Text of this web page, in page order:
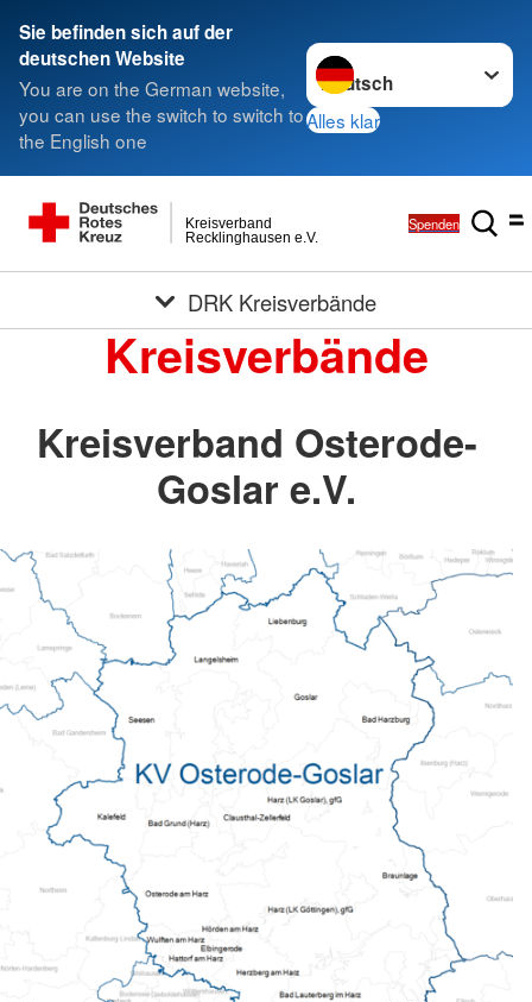
Sie befinden sich auf der
deutschen Website
You are on the German website,
you can use the switch to switch to
the English one
Sprache wechseln zu
Alles klar
Recklinghausen e.V.
Kreisverband Spenden
DRK Kreisverbände
Kreisverbände
Kreisverband Osterode-
Goslar e.V.